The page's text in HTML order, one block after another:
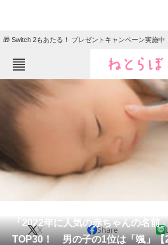
🎁 Switch 2もあたる！ プレゼントキャンペーン実施中！
ねとらぼメニュー
TOP ニュース
住まい
会員記事
「2022年に人気の赤ちゃんの名前
TOP30！ 男の子の1位は「颯」【
X Share